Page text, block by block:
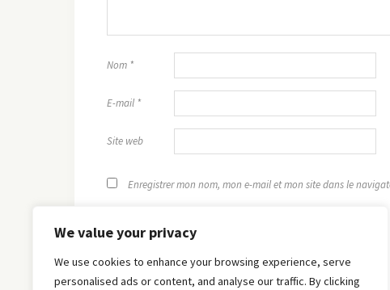
We value your privacy
We use cookies to enhance your browsing experience, serve
personalised ads or content, and analyse our traffic. By clicking
Nom *
E-mail *
Site web
Enregistrer mon nom, mon e-mail et mon site dans le